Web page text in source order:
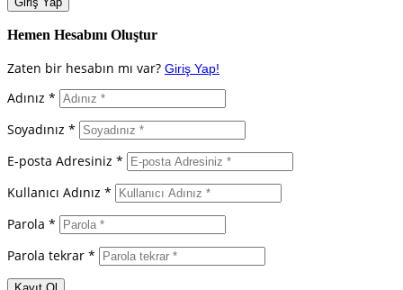
Hemen Hesabını Oluştur
Zaten bir hesabın mı var? Giriş Yap!
Adınız *
Soyadınız *
E-posta Adresiniz *
Kullanıcı Adınız *
Parola *
Parola tekrar *